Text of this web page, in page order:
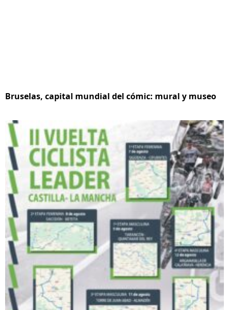
Bruselas, capital mundial del cómic: mural y museo